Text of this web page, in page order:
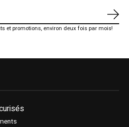
et promotions, environ deux fois par mois!